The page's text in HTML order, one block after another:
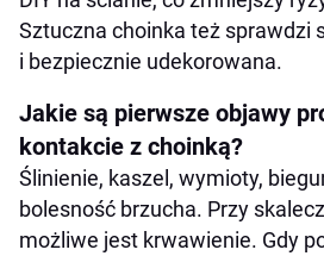
Sztuczna choinka też sprawdzi
i bezpiecznie udekorowana.
Jakie są pierwsze objawy
kontakcie z choinką?
Ślinienie, kaszel, wymioty,
bolesność brzucha. Przy
możliwe jest krwawienie. Gdy